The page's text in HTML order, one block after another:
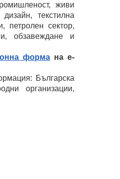
живи
текстилна
петролен сектор,
обзавеждане и
форма наe-
Българска
организации,